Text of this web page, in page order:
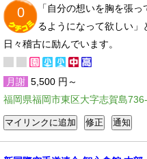
0
「自分の想いを胸を張
るようになって欲しい」
日々稽古に励んでいます。
月謝 5,500 円～
福岡県福岡市東区大字志賀島